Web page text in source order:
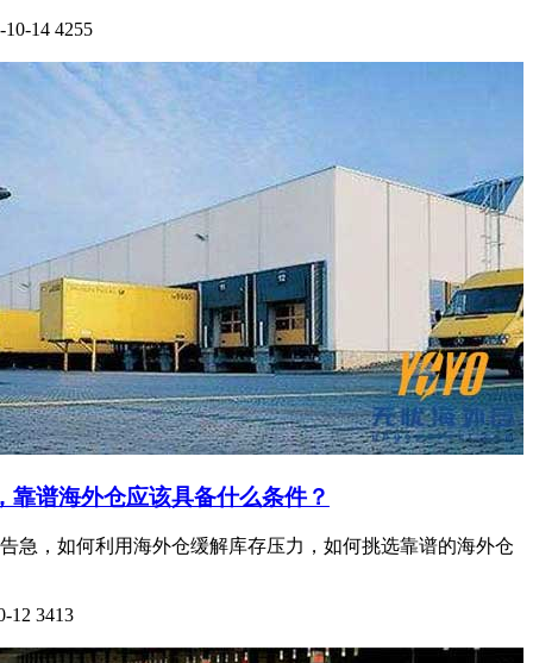
10-14 4255
靠谱海外仓应该具备什么条件？
急，如何利用海外仓缓解库存压力，如何挑选靠谱的海外仓
12 3413